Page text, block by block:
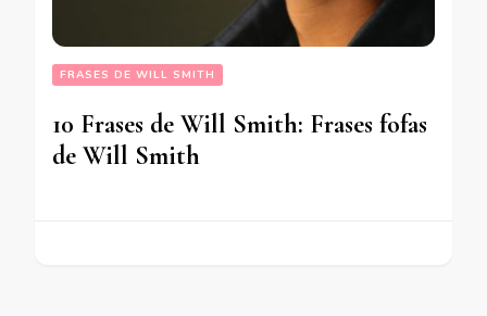
FRASES DE WILL SMITH
10 Frases de Will Smith: Frases fofas
de Will Smith